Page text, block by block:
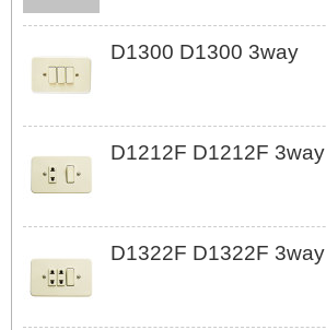
D1300 D1300 3way
D1212F D1212F 3way
D1322F D1322F 3way